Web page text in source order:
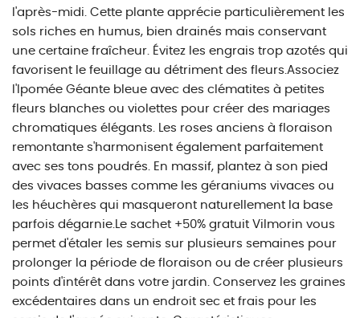
l'après-midi. Cette plante apprécie particulièrement les
sols riches en humus, bien drainés mais conservant
une certaine fraîcheur. Évitez les engrais trop azotés qui
favorisent le feuillage au détriment des fleurs.Associez
l'Ipomée Géante bleue avec des clématites à petites
fleurs blanches ou violettes pour créer des mariages
chromatiques élégants. Les roses anciens à floraison
remontante s'harmonisent également parfaitement
avec ses tons poudrés. En massif, plantez à son pied
des vivaces basses comme les géraniums vivaces ou
les héuchères qui masqueront naturellement la base
parfois dégarnie.Le sachet +50% gratuit Vilmorin vous
permet d'étaler les semis sur plusieurs semaines pour
prolonger la période de floraison ou de créer plusieurs
points d'intérêt dans votre jardin. Conservez les graines
excédentaires dans un endroit sec et frais pour les